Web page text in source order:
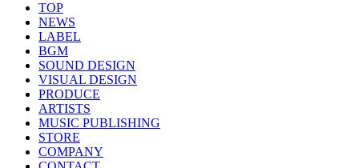
TOP
NEWS
LABEL
BGM
SOUND DESIGN
VISUAL DESIGN
PRODUCE
ARTISTS
MUSIC PUBLISHING
STORE
COMPANY